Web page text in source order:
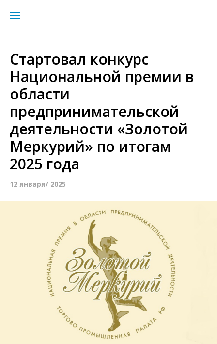
Стартовал конкурс
Национальной премии в
области
предпринимательской
деятельности «Золотой
Меркурий» по итогам
2025 года
12 января/ 2025